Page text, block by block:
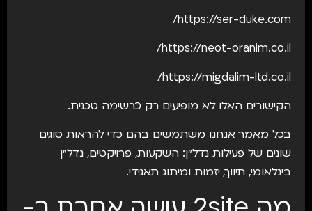
https://ser-duke.com/
https://neot-oranim.co.il/
https://migdalim-ltd.co.il/
הקישורים האלו לא מופיעים רק כרשימה טכנית.
בכל מאמר אנחנו משתמשים בהם כדי להראות סוגים
שונים של פעילות נדל״ן: השקעות, פרויקטים, נדל״ן
בינלאומי, תיווך, יזמות ומיתוג תאגידי.